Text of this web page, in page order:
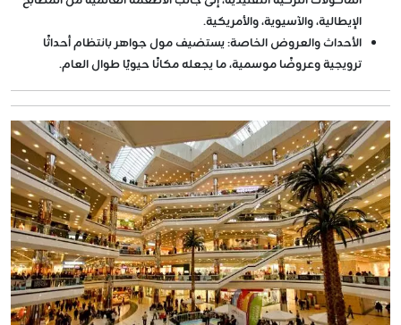
الإيطالية، والآسيوية، والأمريكية.
الأحداث والعروض الخاصة: يستضيف مول جواهر بانتظام أحداثًا
ترويجية وعروضًا موسمية، ما يجعله مكانًا حيويًا طوال العام.